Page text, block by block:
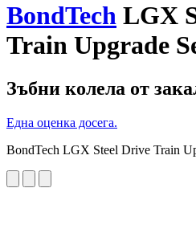
BondTech LGX
Train Upgrade
Зъбни колела от
Една оценка досега.
BondTech LGX Steel Drive Train